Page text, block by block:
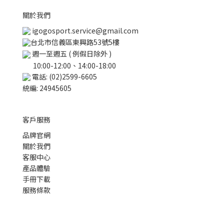
關於我們
igogosport.service@gmail.com
台北市信義區東興路53號5樓
週一至週五 ( 例假日除外 )
10:00-12:00、14:00-18:00
電話: (02)2599-6605
統編: 24945605
客戶服務
品牌官網
關於我們
客服中心
產品體驗
手冊下載
服務條款